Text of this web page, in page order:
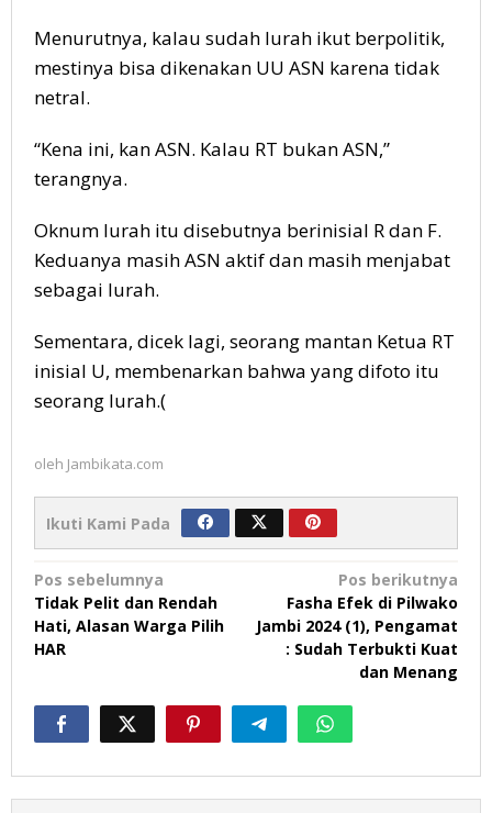
Menurutnya, kalau sudah lurah ikut berpolitik,
mestinya bisa dikenakan UU ASN karena tidak
netral.
“Kena ini, kan ASN. Kalau RT bukan ASN,”
terangnya.
Oknum lurah itu disebutnya berinisial R dan F.
Keduanya masih ASN aktif dan masih menjabat
sebagai lurah.
Sementara, dicek lagi, seorang mantan Ketua RT
inisial U, membenarkan bahwa yang difoto itu
seorang lurah.(
oleh Jambikata.com
Ikuti Kami Pada
Navigasi
pos
Pos sebelumnya
Tidak Pelit dan Rendah
Hati, Alasan Warga Pilih
HAR
Pos berikutnya
Fasha Efek di Pilwako
Jambi 2024 (1), Pengamat
: Sudah Terbukti Kuat
dan Menang